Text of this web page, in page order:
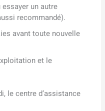
un autre
recommandé).
avant toute nouvelle
et le
le centre d’assistance